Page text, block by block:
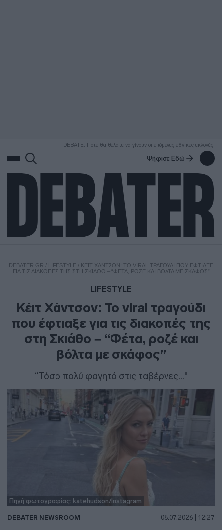
DEBATE: Πότε θα θέλατε να γίνουν οι επόμενες εθνικές εκλογές;
Ψήφισε Εδώ
DEBATER.GR / LIFESTYLE / ΚΈΙΤ ΧΆΝΤΣΟΝ: ΤΟ VIRAL ΤΡΑΓΟΎΔΙ ΠΟΥ ΈΦΤΙΑΞΕ
ΓΙΑ ΤΙΣ ΔΙΑΚΟΠΈΣ ΤΗΣ ΣΤΗ ΣΚΙΆΘΟ – “ΦΈΤΑ, ΡΟΖΈ ΚΑΙ ΒΌΛΤΑ ΜΕ ΣΚΆΦΟΣ”
LIFESTYLE
Κέιτ Χάντσον: Το viral τραγούδι
που έφτιαξε για τις διακοπές της
στη Σκιάθο – “Φέτα, ροζέ και
βόλτα με σκάφος”
“Τόσο πολύ φαγητό στις ταβέρνες..."
Πηγή φωτογραφίας: katehudson/Instagram
DEBATER NEWSROOM 08.07.2026 | 12:27